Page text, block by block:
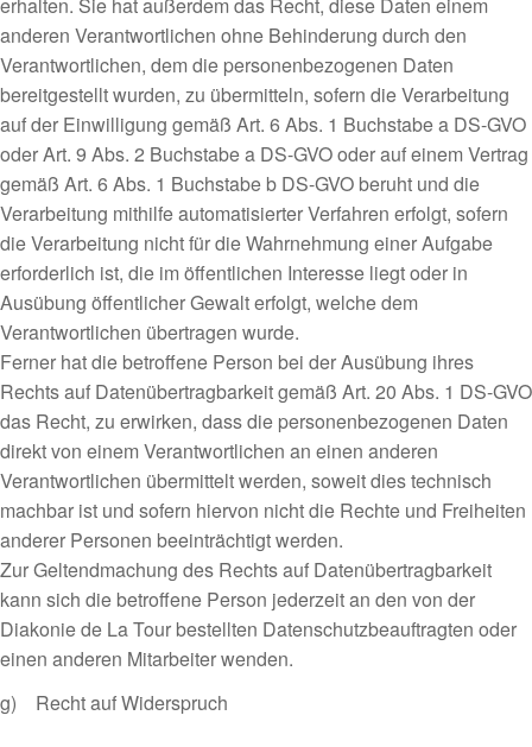
anderen Verantwortlichen ohne Behinderung durch den
Verantwortlichen, dem die personenbezogenen Daten
bereitgestellt wurden, zu übermitteln, sofern die Verarbeitung
auf der Einwilligung gemäß Art. 6 Abs. 1 Buchstabe a DS-GVO
oder Art. 9 Abs. 2 Buchstabe a DS-GVO oder auf einem Vertrag
gemäß Art. 6 Abs. 1 Buchstabe b DS-GVO beruht und die
Verarbeitung mithilfe automatisierter Verfahren erfolgt, sofern
die Verarbeitung nicht für die Wahrnehmung einer Aufgabe
erforderlich ist, die im öffentlichen Interesse liegt oder in
Ausübung öffentlicher Gewalt erfolgt, welche dem
Verantwortlichen übertragen wurde.
Ferner hat die betroffene Person bei der Ausübung ihres
Rechts auf Datenübertragbarkeit gemäß Art. 20 Abs. 1 DS-GVO
das Recht, zu erwirken, dass die personenbezogenen Daten
direkt von einem Verantwortlichen an einen anderen
Verantwortlichen übermittelt werden, soweit dies technisch
machbar ist und sofern hiervon nicht die Rechte und Freiheiten
anderer Personen beeinträchtigt werden.
Zur Geltendmachung des Rechts auf Datenübertragbarkeit
kann sich die betroffene Person jederzeit an den von der
Diakonie de La Tour bestellten Datenschutzbeauftragten oder
einen anderen Mitarbeiter wenden.
g) Recht auf Widerspruch